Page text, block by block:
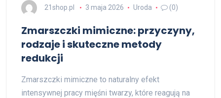
21shop.pl 3 maja 2026 Uroda (0)
Zmarszczki mimiczne: przyczyny,
rodzaje i skuteczne metody
redukcji
Zmarszczki mimiczne to naturalny efekt
intensywnej pracy mięśni twarzy, które reagują na